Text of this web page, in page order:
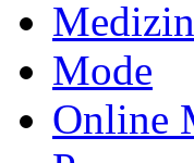
Medizin
Mode
Online